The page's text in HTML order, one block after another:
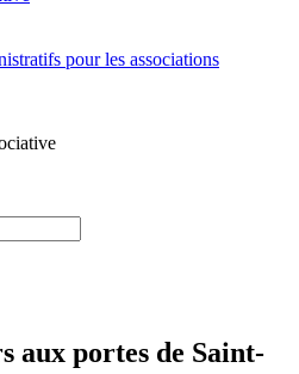
pour les associations
aux portes de Saint-